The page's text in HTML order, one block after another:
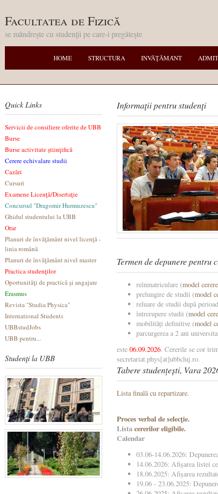
Facultatea de Fizică
se mȃndreşte cu studenţii pe care-i pregăteşte
HOME STRUCTURA INVĂŢĂMȂNT
Quick Links
Servicii de consiliere oferite de UBB
Burse
Burse activitate ştiinţifică
Cerere echivalare studii
Cazări
Cursuri
Examene Licenţă/Disertaţie
Concursul "Dragomir Hurmuzescu"
Ghidul studentului la UBB
Orar
Planuri de învăţământ nivel licenţă -
linia română
Planuri de învăţământ nivel master
Practica studenţilor
Oportunităţi de practică şi angajare
Erasmus
Revista "Studia Physica"
International Students
UBBstudJobs
UBB pentru...
Studenţi la UBB
Informaţii pentru studenţi
Termen de depunere pentru
reînmatriculare (model cerere
prelungire de studii (model
reluare de studii după
întrerupere studii (model
mobilități definitive (model
parcurgerea a 2 ani
este 06.09.2026. Cererile se cor
secretariat.phys[at]ubbcluj.ro.
Tabere studențești, Vara
Lista finală cu repartizare.
Proces verbal de selecție.
Listacererilor eligibile.
Calendar
03.06-14.06.2026:
14.06.2026: Afișarea listei
18.06.2025: Afișarea
19.06 - 23.06.2025: